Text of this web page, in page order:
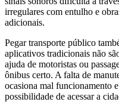
irregulares com entulho e
adicionais.
Pegar transporte público
aplicativos tradicionais não
ajuda de motoristas ou
ônibus certo. A falta de
ocasiona mal funcionamento
possibilidade de acessar a